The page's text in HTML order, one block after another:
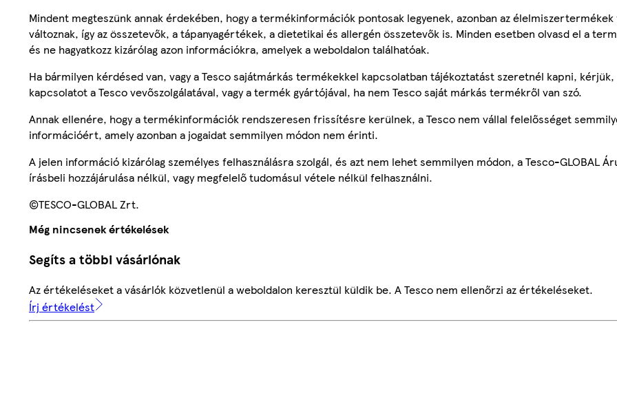
Mindent megteszünk annak érdekében, hogy a termékinformációk pontosak legyenek, azonban az élelmiszertermékek
változnak, így az összetevők, a tápanyagértékek, a dietetikai és allergén összetevők is. Minden esetben olvasd el a
és ne hagyatkozz kizárólag azon információkra, amelyek a weboldalon találhatóak.
Ha bármilyen kérdésed van, vagy a Tesco sajátmárkás termékekkel kapcsolatban tájékoztatást szeretnél kapni, kérjük,
kapcsolatot a Tesco vevőszolgálatával, vagy a termék gyártójával, ha nem Tesco saját márkás termékről van szó.
Annak ellenére, hogy a termékinformációk rendszeresen frissítésre kerülnek, a Tesco nem vállal felelősséget
információért, amely azonban a jogaidat semmilyen módon nem érinti.
A jelen információ kizárólag személyes felhasználásra szolgál, és azt nem lehet semmilyen módon, a Tesco-GLOBAL
írásbeli hozzájárulása nélkül, vagy megfelelő tudomásul vétele nélkül felhasználni.
©TESCO-GLOBAL Zrt.
Még nincsenek értékelések
Segíts a többi vásárlónak
Az értékeléseket a vásárlók közvetlenül a weboldalon keresztül küldik be. A Tesco nem ellenőrzi az értékeléseket.
Írj értékelést